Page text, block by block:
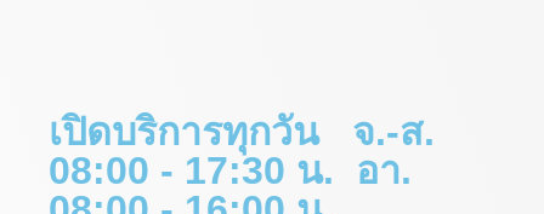
เปิดบริการทุกวัน จ.-ส.
08:00 - 17:30 น. อา.